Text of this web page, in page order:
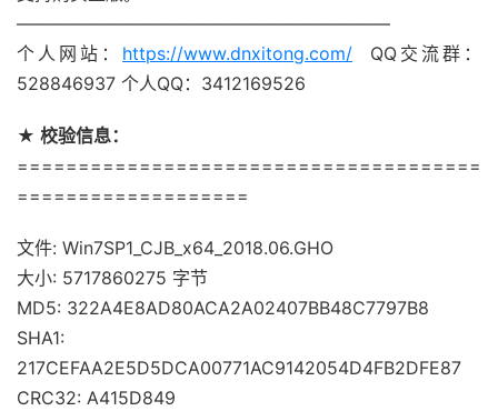
—————————————————————
个人网站： https://www.dnxitong.com/ QQ交流群：
528846937 个人QQ：3412169526
★ 校验信息：
======================================
===================
文件: Win7SP1_CJB_x64_2018.06.GHO
大小: 5717860275 字节
MD5: 322A4E8AD80ACA2A02407BB48C7797B8
SHA1:
217CEFAA2E5D5DCA00771AC9142054D4FB2DFE87
CRC32: A415D849